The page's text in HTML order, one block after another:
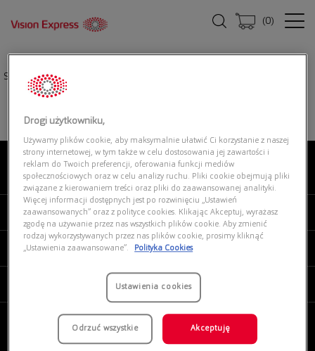
(0)
Strona główna|
O NAS
MOJE VISION EXPRESS
PRODUKTY I USŁUGI
Drogi użytkowniku,
Używamy plików cookie, aby maksymalnie ułatwić Ci korzystanie z naszej
strony internetowej, w tym także w celu dostosowania jej zawartości i
reklam do Twoich preferencji, oferowania funkcji mediów
społecznościowych oraz w celu analizy ruchu. Pliki cookie obejmują pliki
związane z kierowaniem treści oraz pliki do zaawansowanej analityki.
Więcej informacji dostępnych jest po rozwinięciu „Ustawień
zaawansowanych” oraz z polityce cookies. Klikając Akceptuj, wyrażasz
zgodę na używanie przez nas wszystkich plików cookie. Aby zmienić
rodzaj wykorzystywanych przez nas plików cookie, prosimy kliknąć
„Ustawienia zaawansowane”.
Polityka Cookies
Ustawienia cookies
Odrzuć wszystkie Akceptuję